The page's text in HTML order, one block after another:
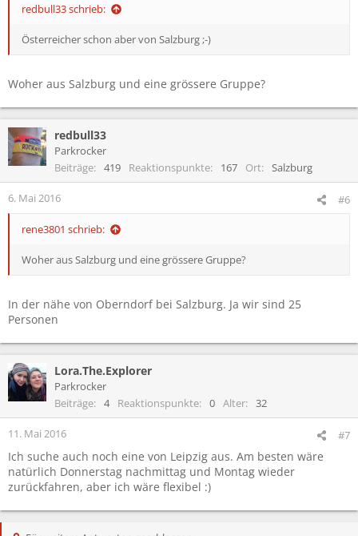
redbull33 schrieb:
Österreicher schon aber von Salzburg ;-)
Woher aus Salzburg und eine grössere Gruppe?
redbull33
Parkrocker
Beiträge
419 Reaktionspunkte 167 Ort Salzburg
6. Mai 2016 #6
rene3801 schrieb:
Woher aus Salzburg und eine grössere Gruppe?
In der nähe von Oberndorf bei Salzburg. Ja wir sind 25
Personen
Lora.The.Explorer
Parkrocker
Beiträge
4 Reaktionspunkte 0 Alter 32
11. Mai 2016 #7
Ich suche auch noch eine von Leipzig aus. Am besten wäre
natürlich Donnerstag nachmittag und Montag wieder
zurückfahren, aber ich wäre flexibel :)